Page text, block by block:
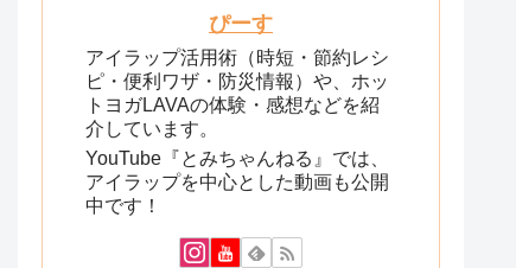
ぴーす
アイラップ活用術（時短・節約レシ
ピ・便利ワザ・防災情報）や、ホッ
トヨガLAVAの体験・感想などを紹
介しています。
YouTube『とみちゃんねる』では、
アイラップを中心とした動画も公開
中です！